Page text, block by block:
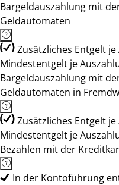
Bargeldauszahlung mit
Geldautomaten
Zusätzliches Entgelt je
Mindestentgelt je
Bargeldauszahlung mit
Geldautomaten in
Zusätzliches Entgelt je
Mindestentgelt je
Bezahlen mit der
In der Kontoführung